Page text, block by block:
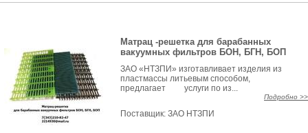
Матрац -решетка для барабанных
вакуумных фильтров БОН, БГН, БОП
ЗАО «НТЗПИ» изготавливает изделия из
пластмассы литьевым способом,
предлагает услуги по из...
Подробно >>
Поставщик: ЗАО НТЗПИ